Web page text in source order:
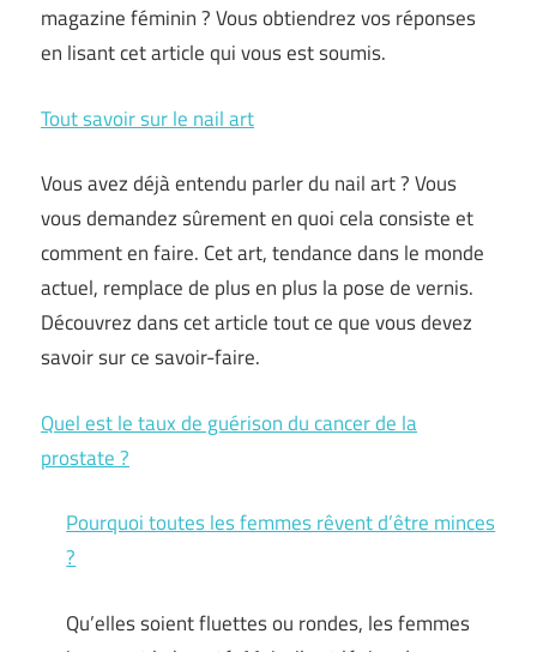
magazine féminin ? Vous obtiendrez vos réponses
en lisant cet article qui vous est soumis.
Tout savoir sur le nail art
Vous avez déjà entendu parler du nail art ? Vous
vous demandez sûrement en quoi cela consiste et
comment en faire. Cet art, tendance dans le monde
actuel, remplace de plus en plus la pose de vernis.
Découvrez dans cet article tout ce que vous devez
savoir sur ce savoir-faire.
Quel est le taux de guérison du cancer de la
prostate ?
Pourquoi toutes les femmes rêvent d’être minces
?
Qu’elles soient fluettes ou rondes, les femmes